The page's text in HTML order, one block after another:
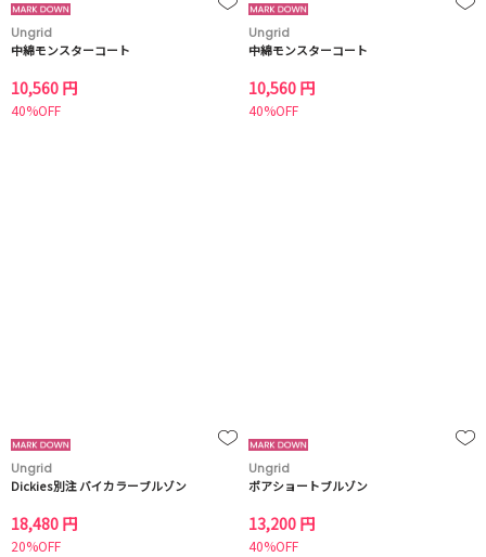
Ungrid
中綿モンスターコート
10,560 円
40%OFF
Ungrid
中綿モンスターコート
10,560 円
40%OFF
Ungrid
Dickies別注 バイカラーブルゾン
18,480 円
20%OFF
Ungrid
ボアショートブルゾン
13,200 円
40%OFF